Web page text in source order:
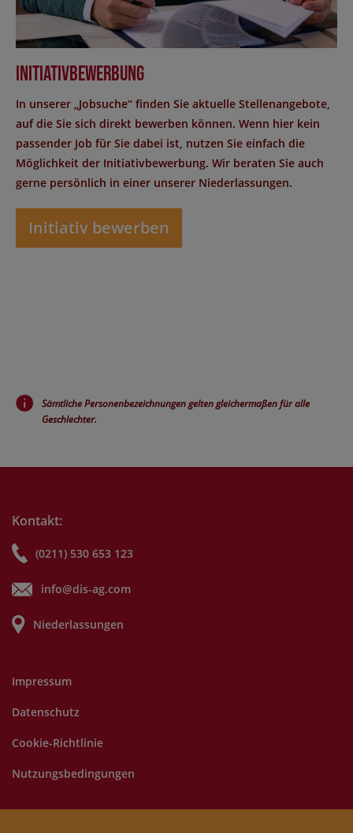
Initiativbewerbung
In unserer „Jobsuche“ finden Sie aktuelle Stellenangebote,
auf die Sie sich direkt bewerben können. Wenn hier kein
passender Job für Sie dabei ist, nutzen Sie einfach die
Möglichkeit der Initiativbewerbung. Wir beraten Sie auch
gerne persönlich in einer unserer Niederlassungen.
Initiativ bewerben
Sämtliche Personenbezeichnungen gelten gleichermaßen für alle
Geschlechter.
Kontakt:
(0211) 530 653 123
info@dis-ag.com
Niederlassungen
Impressum
Datenschutz
Cookie-Richtlinie
Nutzungsbedingungen